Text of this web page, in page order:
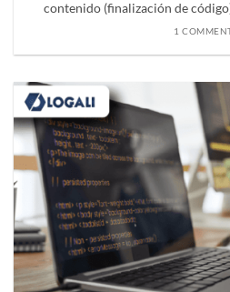
contenido (finalización de
1